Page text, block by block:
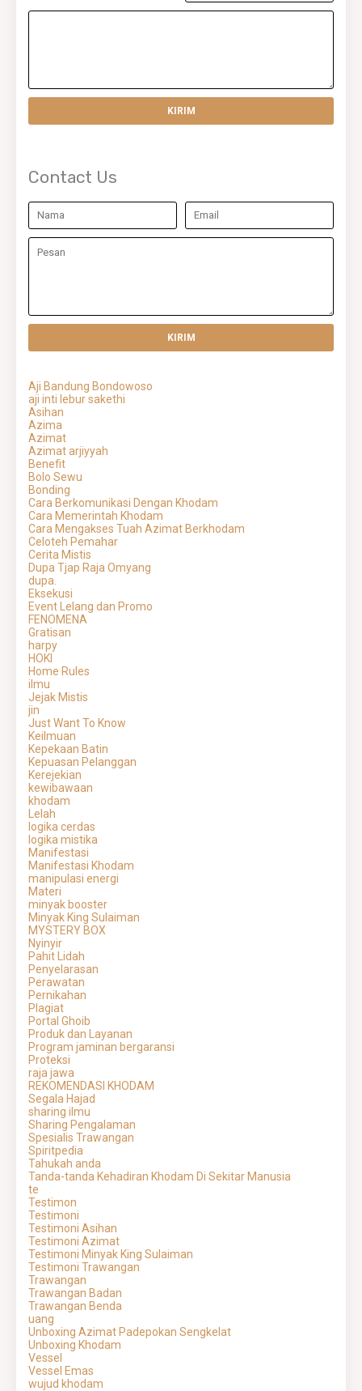
Contact Us
Aji Bandung Bondowoso
aji inti lebur sakethi
Asihan
Azima
Azimat
Azimat arjiyyah
Benefit
Bolo Sewu
Bonding
Cara Berkomunikasi Dengan Khodam
Cara Memerintah Khodam
Cara Mengakses Tuah Azimat Berkhodam
Celoteh Pemahar
Cerita Mistis
Dupa Tjap Raja Omyang
dupa.
Eksekusi
Event Lelang dan Promo
FENOMENA
Gratisan
harpy
HOKI
Home Rules
ilmu
Jejak Mistis
jin
Just Want To Know
Keilmuan
Kepekaan Batin
Kepuasan Pelanggan
Kerejekian
kewibawaan
khodam
Lelah
logika cerdas
logika mistika
Manifestasi
Manifestasi Khodam
manipulasi energi
Materi
minyak booster
Minyak King Sulaiman
MYSTERY BOX
Nyinyir
Pahit Lidah
Penyelarasan
Perawatan
Pernikahan
Plagiat
Portal Ghoib
Produk dan Layanan
Program jaminan bergaransi
Proteksi
raja jawa
REKOMENDASI KHODAM
Segala Hajad
sharing ilmu
Sharing Pengalaman
Spesialis Trawangan
Spiritpedia
Tahukah anda
Tanda-tanda Kehadiran Khodam Di Sekitar Manusia
te
Testimon
Testimoni
Testimoni Asihan
Testimoni Azimat
Testimoni Minyak King Sulaiman
Testimoni Trawangan
Trawangan
Trawangan Badan
Trawangan Benda
uang
Unboxing Azimat Padepokan Sengkelat
Unboxing Khodam
Vessel
Vessel Emas
wujud khodam